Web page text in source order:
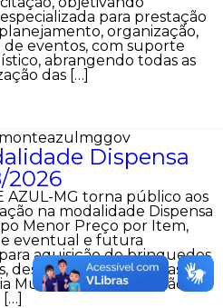
para prestação
organização,
eventos, com suporte
abrangendo todas as
das […]
Dispensa
2026
AZUL-MG torna público aos
na modalidade Dispensa
Menor Preço por Item,
eventual e futura
aquisição de brinquedos
destinados a atender as
Municipal de Educação do